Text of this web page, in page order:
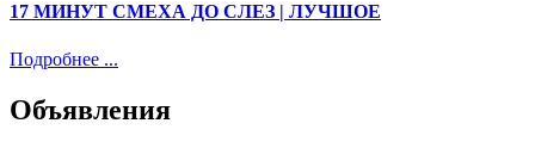
17 МИНУТ СМЕХА ДО СЛЕЗ | ЛУЧШОЕ
Подробнее ...
Объявления